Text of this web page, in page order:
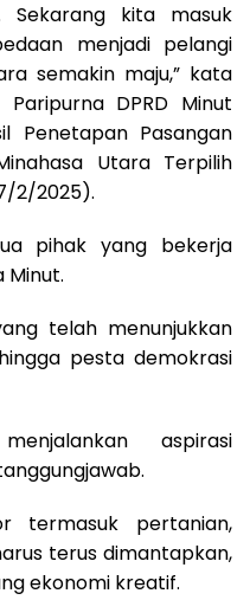
Sekarang kita masuk
menjadi pelangi
semakin maju,” kata
DPRD Minut
Penetapan Pasangan
Utara Terpilih
2/2025).
pihak yang bekerja
Minut.
telah menunjukkan
pesta demokrasi
aspirasi
termasuk pertanian,
terus dimantapkan,
ekonomi kreatif.